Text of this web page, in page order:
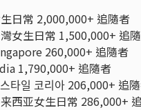
日常 2,000,000+ 追隨者
女生日常 1,500,000+ 追
260,000+ 追隨者
1,790,000+ 追隨者
타일 코리아 206,000+ 追
西亚女生日常 286,000+